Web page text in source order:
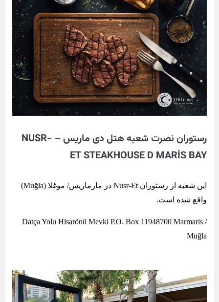
رستوران نصرت شعبه هتل دی ماریس – NUSR-
ET STEAKHOUSE D MARİS BAY
این شعبه از رستوران Nusr-Et در مارماریس/ موغلا (Muğla)
واقع شده است.
Datça Yolu Hisarönü Mevki P.O. Box 11948700 Marmaris /
Muğla